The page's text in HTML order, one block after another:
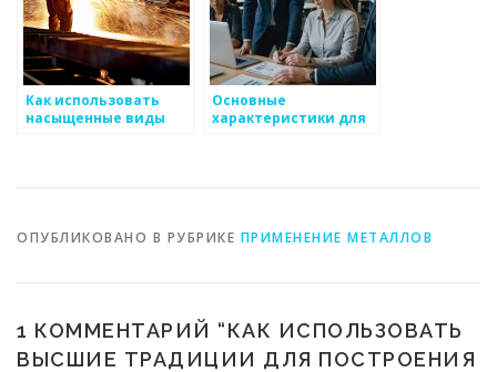
Как использовать
насыщенные виды
Основные
характеристики для
ОПУБЛИКОВАНО В РУБРИКЕ ПРИМЕНЕНИЕ МЕТАЛЛОВ
1 КОММЕНТАРИЙ “КАК ИСПОЛЬЗОВАТЬ
ВЫСШИЕ ТРАДИЦИИ ДЛЯ ПОСТРОЕНИЯ